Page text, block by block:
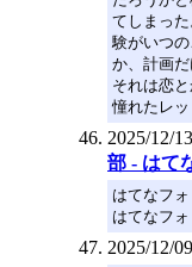
てしまっ
験がいつ
か、計画
それは恋
憧れたレ
2025/12/
部 - はて
はてなフ
はてなフ
2025/12/